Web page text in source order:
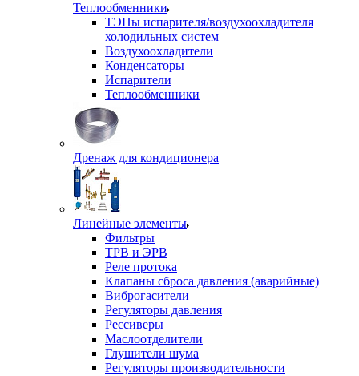
Теплообменники
ТЭНы испарителя/воздухоохладителя
холодильных систем
Воздухоохладители
Конденсаторы
Испарители
Теплообменники
Дренаж для кондиционера
Линейные элементы
Фильтры
ТРВ и ЭРВ
Реле протока
Клапаны сброса давления (аварийные)
Виброгасители
Регуляторы давления
Рессиверы
Маслоотделители
Глушители шума
Регуляторы производительности